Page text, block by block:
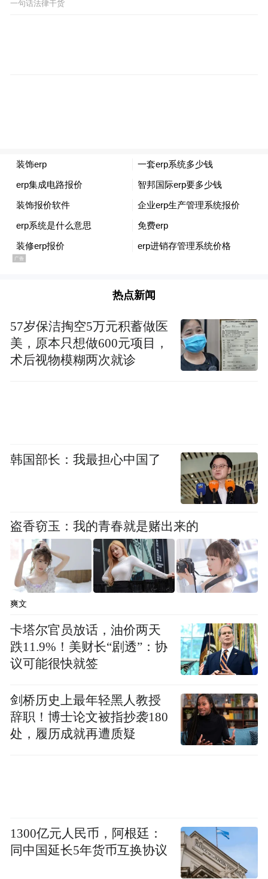
如果你学过医学或者神经科学，一定会觉得
大脑是最神奇的器官。感到神奇不是因为它
复杂而是简单。人脑的生理结构一点也不神
秘，简单说神经细胞之间的信号传递，神经
节之间并没有直接的连接，而是在刺激达到
递到下一个神经细胞，这个过程叫“激活”。
就是这样简单的层层传递竟然形成复杂的智
能。
这背后的原因是什么？回答这个问题之前先
要了解一下究竟什么是智能。这里为了简化
就把分类作为例子来说明智能的原理。人重
要的智能之一是分类，比如小宝宝就会区分
妈妈爸爸和陌生人，慢慢长大又学会区分猫
猫和狗狗，再后来又会识别各种不同的玩
具。分类之所以重要是因为分类是一切逻辑
关系的基础，就像我们描述物体的关系首先
是要识别出不同的物体。客观世界就是由一
个个不同的物体组成的，所以认识客观世界
首先就是识别这些物体，这就是分类。分类
一句话法律干货
热点新闻
57岁保洁掏空5万元积蓄做医
美，原本只想做600元项目，
术后视物模糊两次就诊
韩国部长：我最担心中国了
盗香窃玉：我的青春就是赌出来的
爽文
卡塔尔官员放话，油价两天
跌11.9%！美财长“剧透”：协
议可能很快就签
剑桥历史上最年轻黑人教授
辞职！博士论文被指抄袭180
处，履历成就再遭质疑
1300亿元人民币，阿根廷：
同中国延长5年货币互换协议